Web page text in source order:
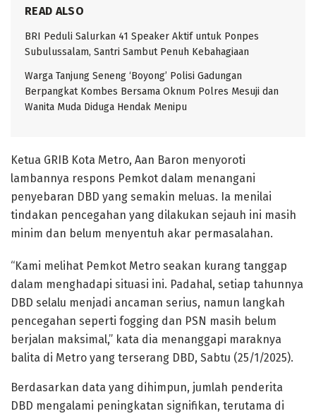
READ ALSO
BRI Peduli Salurkan 41 Speaker Aktif untuk Ponpes
Subulussalam, Santri Sambut Penuh Kebahagiaan
Warga Tanjung Seneng ‘Boyong’ Polisi Gadungan
Berpangkat Kombes Bersama Oknum Polres Mesuji dan
Wanita Muda Diduga Hendak Menipu
Ketua GRIB Kota Metro, Aan Baron menyoroti
lambannya respons Pemkot dalam menangani
penyebaran DBD yang semakin meluas. Ia menilai
tindakan pencegahan yang dilakukan sejauh ini masih
minim dan belum menyentuh akar permasalahan.
“Kami melihat Pemkot Metro seakan kurang tanggap
dalam menghadapi situasi ini. Padahal, setiap tahunnya
DBD selalu menjadi ancaman serius, namun langkah
pencegahan seperti fogging dan PSN masih belum
berjalan maksimal,” kata dia menanggapi maraknya
balita di Metro yang terserang DBD, Sabtu (25/1/2025).
Berdasarkan data yang dihimpun, jumlah penderita
DBD mengalami peningkatan signifikan, terutama di